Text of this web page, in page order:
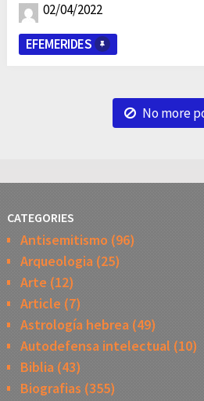
02/04/2022
EFEMERIDES
No more
CATEGORIES
Antisemitismo (96)
Arqueologia(25)
Arte (12)
Article (7)
Astrología hebrea(49)
Autodefensa intelectual (10)
Biblia(43)
Biografias (355)